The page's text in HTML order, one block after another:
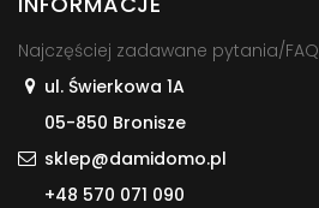
Najczęściej zadawane pytania/FAQ
ul. Świerkowa 1A
05-850 Bronisze
sklep@damidomo.pl
+48 570 071 090